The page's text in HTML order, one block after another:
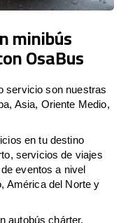
minibús
OsaBus
servicio son nuestras
Asia, Oriente Medio,
en tu destino
servicios de viajes
eventos a nivel
América del Norte y
autobús chárter,